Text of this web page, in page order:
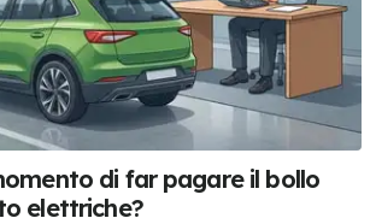
di far pagare il bollo
elettriche?